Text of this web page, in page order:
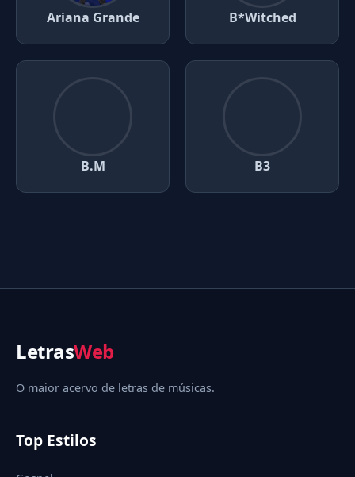
Ariana Grande B*Witched
B.M B3
LetrasWeb
O maior acervo de letras de músicas.
Top Estilos